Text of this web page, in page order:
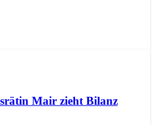
Mair zieht Bilanz